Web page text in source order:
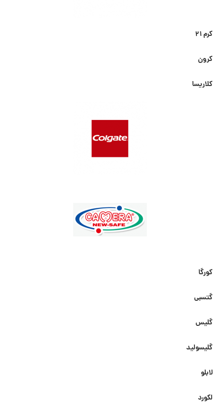
کرم ۲۱
کرون
کلاریسا
کورگا
گتسبی
گلیس
گلیسولید
لابلو
لکورد